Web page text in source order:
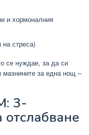
и хормоналния
на стреса)
се нуждае, за да си
мазнините за една нощ –
3-